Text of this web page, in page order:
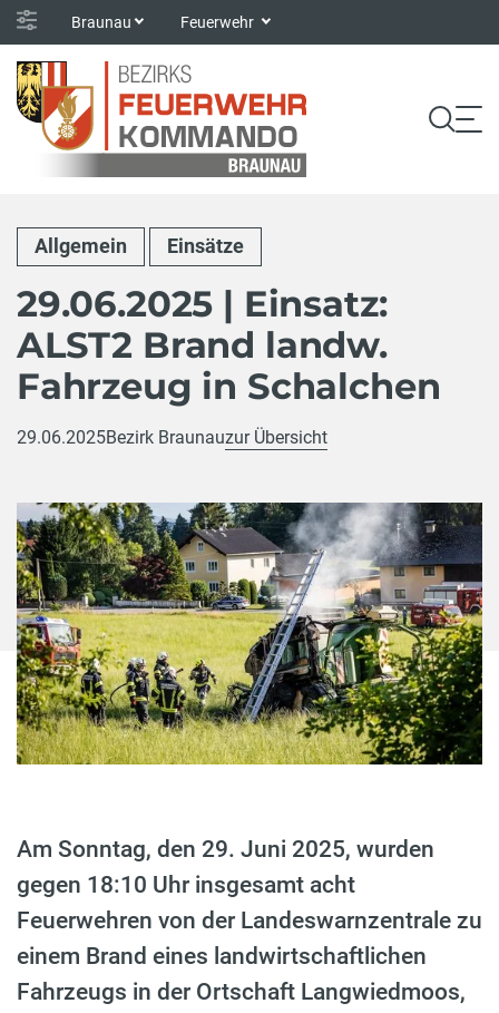
Braunau Feuerwehr
Allgemein Einsätze
29.06.2025 | Einsatz:
ALST2 Brand landw.
Fahrzeug in Schalchen
29.06.2025Bezirk Braunauzur Übersicht
Am Sonntag, den 29. Juni 2025, wurden
gegen 18:10 Uhr insgesamt acht
Feuerwehren von der Landeswarnzentrale zu
einem Brand eines landwirtschaftlichen
Fahrzeugs in der Ortschaft Langwiedmoos,